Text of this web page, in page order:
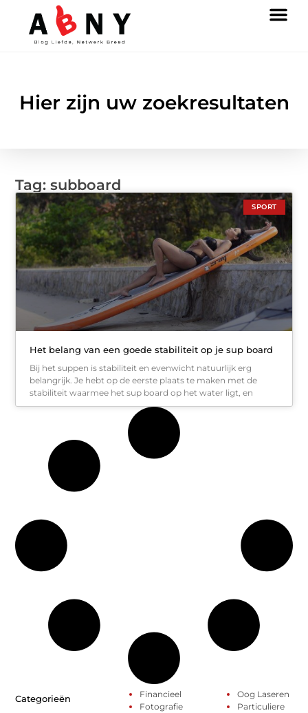
Hier zijn uw zoekresultaten
Tag: subboard
SPORT
Het belang van een goede stabiliteit op je sup board
Bij het suppen is stabiliteit en evenwicht natuurlijk erg
belangrijk. Je hebt op de eerste plaats te maken met de
stabiliteit waarmee het sup board op het water ligt, en
Categorieën
Financieel
Fotografie
Oog Laseren
Particuliere